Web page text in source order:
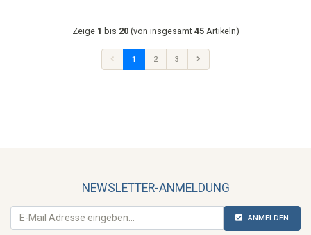
Zeige 1 bis 20(von insgesamt 45Artikeln)
1 2 3
NEWSLETTER-ANMELDUNG
ANMELDEN